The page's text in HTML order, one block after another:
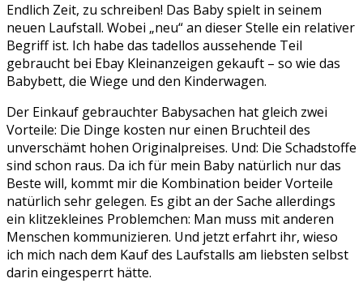
Endlich Zeit, zu schreiben! Das Baby spielt in seinem
neuen Laufstall. Wobei „neu“ an dieser Stelle ein relativer
Begriff ist. Ich habe das tadellos aussehende Teil
gebraucht bei Ebay Kleinanzeigen gekauft – so wie das
Babybett, die Wiege und den Kinderwagen.
Der Einkauf gebrauchter Babysachen hat gleich zwei
Vorteile: Die Dinge kosten nur einen Bruchteil des
unverschämt hohen Originalpreises. Und: Die Schadstoffe
sind schon raus. Da ich für mein Baby natürlich nur das
Beste will, kommt mir die Kombination beider Vorteile
natürlich sehr gelegen. Es gibt an der Sache allerdings
ein klitzekleines Problemchen: Man muss mit anderen
Menschen kommunizieren. Und jetzt erfahrt ihr, wieso
ich mich nach dem Kauf des Laufstalls am liebsten selbst
darin eingesperrt hätte.